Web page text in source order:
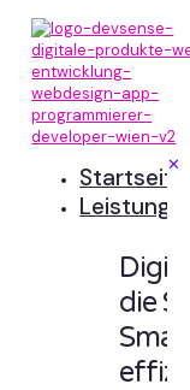
✕
Startseite
Leistungen
die